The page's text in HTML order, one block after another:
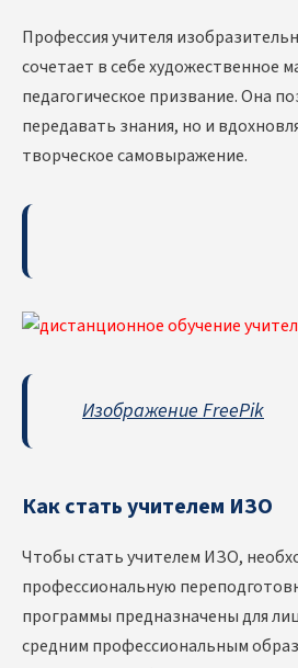
Профессия учителя
сочетает в себе художественное
педагогическое призвание. Она
передавать знания, но и
творческое самовыражение.
Изображение FreePik
Как стать учителем ИЗО
Чтобы стать учителем ИЗО,
профессиональную
программы предназначены для
средним профессиональным